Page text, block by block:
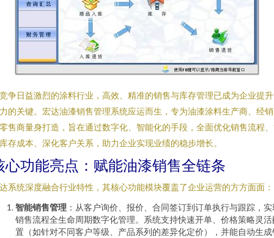
争日益激烈的涂料行业，高效、精准的销售与库存管理已成为企业提
的关键。宏达油漆销售管理系统应运而生，专为油漆涂料生产商、经
售商量身打造，旨在通过数字化、智能化的手段，全面优化销售流程
存成本、深化客户关系，助力企业实现业绩的稳步增长。
心功能亮点：赋能油漆销售全链条
系统深度融合行业特性，其核心功能模块覆盖了企业运营的方方面面：
智能销售管理 ：从客户询价、报价、合同签订到订单执行与跟踪，实
销售流程全生命周期数字化管理。系统支持快速开单、价格策略灵活
置（如针对不同客户等级、产品系列的差异化定价），并能自动生成